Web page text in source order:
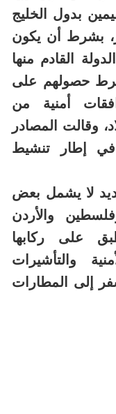
بدول الخليج
بشرط أن يكون
القادم منها
حصولهم على
أمنية من
وقالت المصادر
في إطار تنشيط
لا يشمل بعض
والأردن
على ركابها
والتأشيرات
إلى المطارات